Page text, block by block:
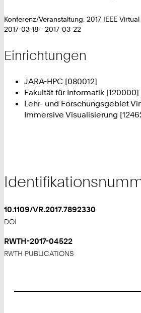
Konferenz/Veranstaltung: 2017 IEEE
2017-03-18 - 2017-03-22
Einrichtungen
JARA-HPC [080012]
Fakultät für Informatik [120000]
Lehr- und Forschungsgebiet
Immersive Visualisierung
10.1109/VR.2017.7892330
DOI
RWTH-2017-04522
RWTH PUBLICATIONS